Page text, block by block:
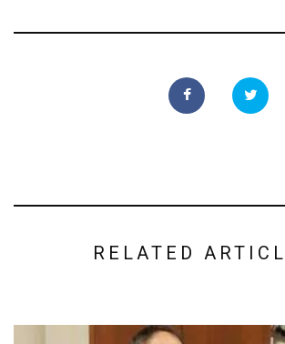
RELATED